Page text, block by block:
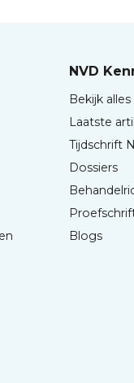
NVD
Bekijk alles
Laatste
Tijdschrift
Dossiers
Blogs